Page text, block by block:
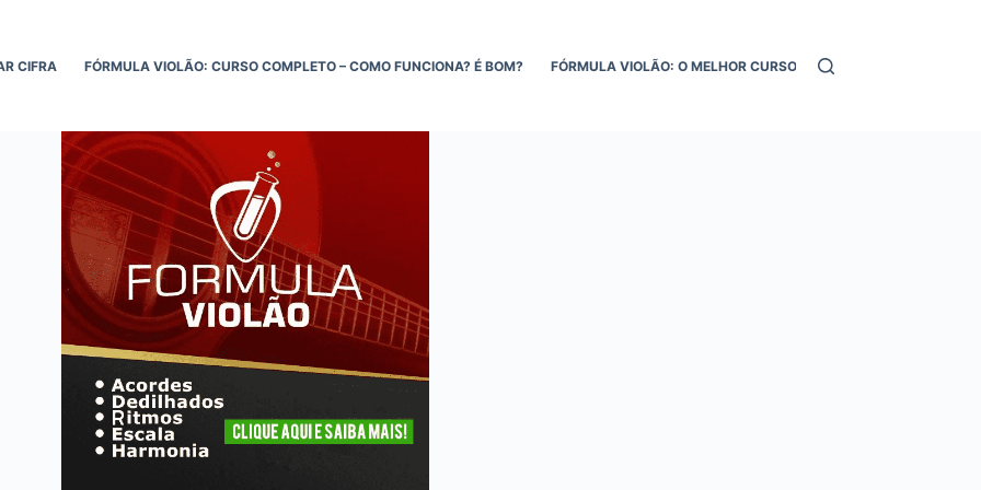
CIFRA FÓRMULA VIOLÃO: CURSO COMPLETO – COMO FUNCIONA? É BOM? FÓRMULA VIOLÃO: O MELHOR CURSO DE VIOLÃO ONLINE!